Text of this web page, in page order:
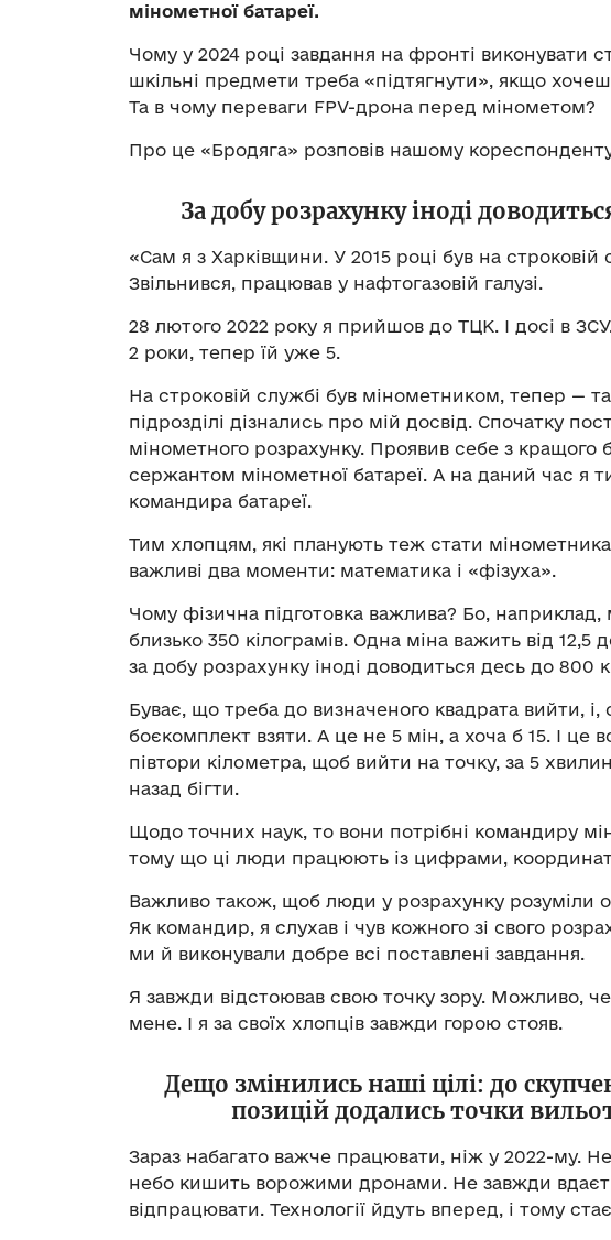
мінометної батареї.
Чому у 2024 році завдання на фронті виконувати
шкільні предмети треба «підтягнути», якщо
Та в чому переваги FPV-дрона перед мінометом?
Про це «Бродяга» розповів нашому
За добу розрахунку іноді
«Сам я з Харківщини. У 2015 році був на строковій
Звільнився, працював у нафтогазовій галузі.
28 лютого 2022 року я прийшов до ТЦК. І досі в
2 роки, тепер їй уже 5.
На строковій службі був мінометником, тепер —
підрозділі дізнались про мій досвід. Спочатку
мінометного розрахунку. Проявив себе з кращого
сержантом мінометної батареї. А на даний час я
командира батареї.
Тим хлопцям, які планують теж стати
важливі два моменти: математика і «фізуха».
Чому фізична підготовка важлива? Бо, наприклад,
близько 350 кілограмів. Одна міна важить від 12,5
за добу розрахунку іноді доводиться десь до 800
Буває, що треба до визначеного квадрата вийти, і,
боєкомплект взяти. А це не 5 мін, а хоча б 15. І це
півтори кілометра, щоб вийти на точку, за 5
назад бігти.
Щодо точних наук, то вони потрібні командиру
тому що ці люди працюють із цифрами,
Важливо також, щоб люди у розрахунку розуміли
Як командир, я слухав і чув кожного зі свого
ми й виконували добре всі поставлені завдання.
Я завжди відстоював свою точку зору. Можливо,
мене. І я за своїх хлопців завжди горою стояв.
Дещо змінились наші цілі: до
позицій додались точки
Зараз набагато важче працювати, ніж у 2022-му.
небо кишить ворожими дронами. Не завжди
відпрацювати. Технології йдуть вперед, і тому